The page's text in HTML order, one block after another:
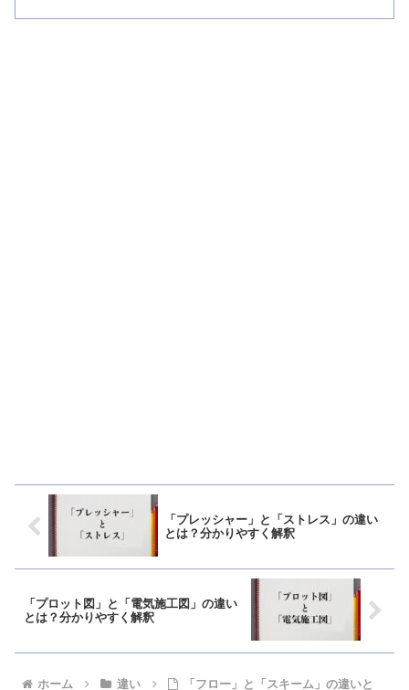
「プレッシャー」と「ストレス」の違い
とは？分かりやすく解釈
「プロット図」と「電気施工図」の違い
とは？分かりやすく解釈
ホーム 違い 「フロー」と「スキーム」の違いと